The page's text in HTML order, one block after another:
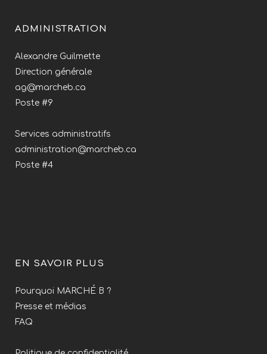
ADMINISTRATION
Alexandre Guilmette
Direction générale
ag@marcheb.ca
Poste #9
Services administratifs
administration@marcheb.ca
Poste #4
EN SAVOIR PLUS
Pourquoi MARCHÉ B ?
Presse et médias
FAQ